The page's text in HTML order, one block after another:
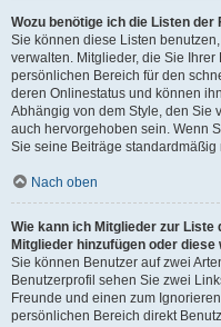
Wozu benötige ich die Listen
Sie können diese Listen
verwalten. Mitglieder, die Sie
persönlichen Bereich für den
deren Onlinestatus und können
Abhängig von dem Style, den Sie
auch hervorgehoben sein. Wenn
Sie seine Beiträge standardmäßig
Nach oben
Wie kann ich Mitglieder zur
Mitglieder hinzufügen oder
Sie können Benutzer auf zwei
Benutzerprofil sehen Sie zwei
Freunde und einen zum
persönlichen Bereich direkt